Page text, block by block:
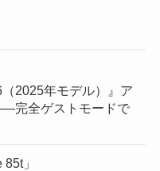
2025年モデル）』ア
完全ゲストモードで
」